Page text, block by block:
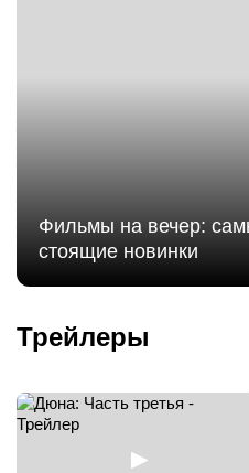
Фильмы на вечер:
стоящие новинки
Трейлеры
Мстители: Доктор
Мстители: Доктор Дум